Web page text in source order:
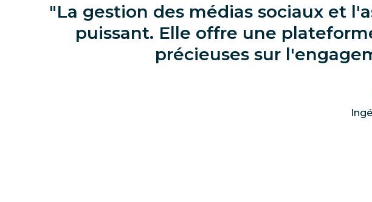
La gestion des médias sociaux et
puissant. Elle offre une
précieuses sur